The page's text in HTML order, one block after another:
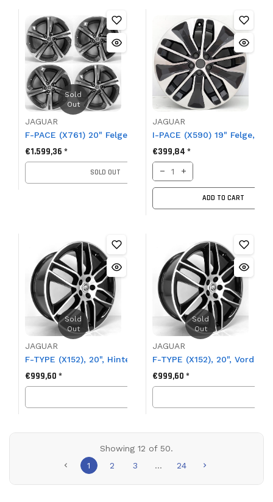
Sold
Out
JAGUAR
F-PACE (X761) 20" Felgensatz, Blade, T4A4437
€1.599,36 *
SOLD OUT
JAGUAR
I-PACE (X590) 19" Felge,
€399,84 *
ADD TO CART
Sold
Out
JAGUAR
F-TYPE (X152), 20", Hinteres Felgenpaar, Gyrodyne, Stil
€999,60 *
Sold
Out
JAGUAR
F-TYPE (X152), 20",
€999,60 *
Showing 12 of 50.
1
2 3 … 24